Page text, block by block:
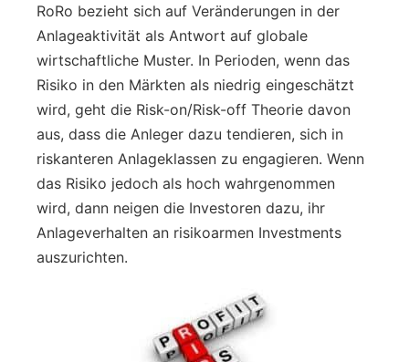
RoRo bezieht sich auf Veränderungen in der
Anlageaktivität als Antwort auf globale
wirtschaftliche Muster. In Perioden, wenn das
Risiko in den Märkten als niedrig eingeschätzt
wird, geht die Risk-on/Risk-off Theorie davon
aus, dass die Anleger dazu tendieren, sich in
riskanteren Anlageklassen zu engagieren. Wenn
das Risiko jedoch als hoch wahrgenommen
wird, dann neigen die Investoren dazu, ihr
Anlageverhalten an risikoarmen Investments
auszurichten.